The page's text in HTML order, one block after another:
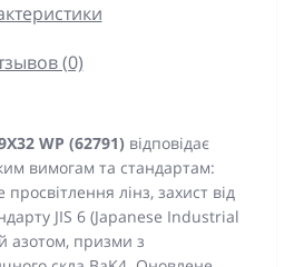
(0)
WP (62791) відповідає
вимогам та стандартам:
лінз, захист від
JIS 6 (Japanese Industrial
азотом, призми з